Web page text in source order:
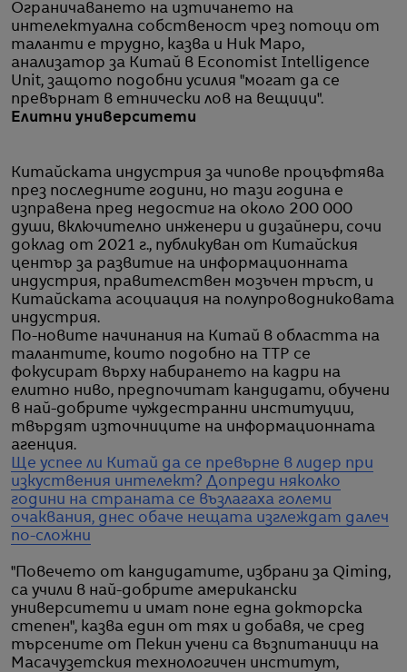
Ограничаването на изтичането на
интелектуална собственост чрез потоци от
таланти е трудно, казва и Ник Маро,
анализатор за Китай в Economist Intelligence
Unit, защото подобни усилия "могат да се
превърнат в етнически лов на вещици".
Елитни университети
Китайската индустрия за чипове процъфтява
през последните години, но тази година е
изправена пред недостиг на около 200 000
души, включително инженери и дизайнери, сочи
доклад от 2021 г., публикуван от Китайския
център за развитие на информационната
индустрия, правителствен мозъчен тръст, и
Китайската асоциация на полупроводниковата
индустрия.
По-новите начинания на Китай в областта на
талантите, които подобно на ТТP се
фокусират върху набирането на кадри на
елитно ниво, предпочитат кандидати, обучени
в най-добрите чуждестранни институции,
твърдят източниците на информационната
агенция.
Ще успее ли Китай да се превърне в лидер при
изкуствения интелект? Допреди няколко
години на страната се възлагаха големи
очаквания, днес обаче нещата изглеждат далеч
по-сложни
"Повечето от кандидатите, избрани за Qiming,
са учили в най-добрите американски
университети и имат поне една докторска
степен", казва един от тях и добавя, че сред
търсените от Пекин учени са възпитаници на
Масачузетския технологичен институт,